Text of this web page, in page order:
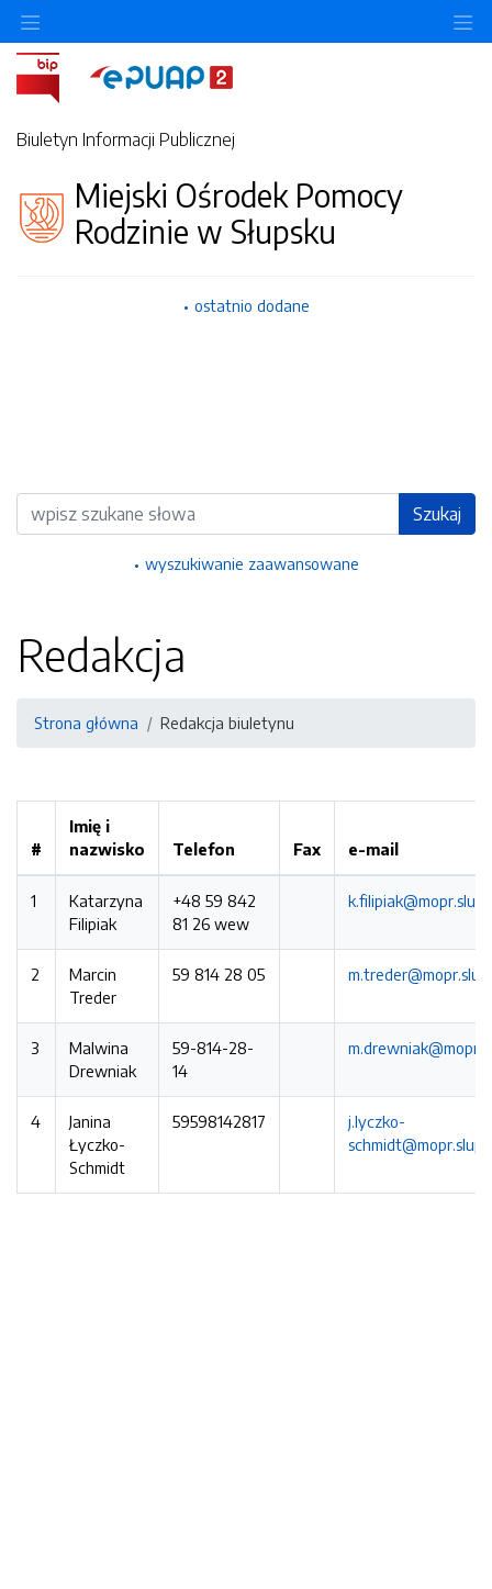
Biuletyn Informacji Publicznej
Miejski Ośrodek Pomocy
Rodzinie w Słupsku
ostatnio dodane
Wyszukiwarka Szukaj
wyszukiwanie zaawansowane
Redakcja
Strona główna Redakcja biuletynu
#
Imię i
nazwisko
Telefon Fax e-mail
1
Katarzyna
Filipiak
+48 59 842
81 26 wew
2
Marcin
Treder
59 814 28 05
3
Malwina
Drewniak
59-814-28-
14
4
Janina
Łyczko-
Schmidt
59598142817
j.lyczko-